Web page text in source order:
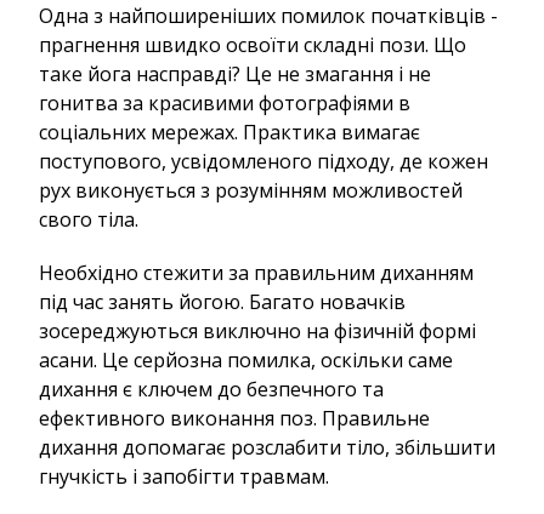
Одна з найпоширеніших помилок початківців -
прагнення швидко освоїти складні пози. Що
таке йога насправді? Це не змагання і не
гонитва за красивими фотографіями в
соціальних мережах. Практика вимагає
поступового, усвідомленого підходу, де кожен
рух виконується з розумінням можливостей
свого тіла.
Необхідно стежити за правильним диханням
під час занять йогою. Багато новачків
зосереджуються виключно на фізичній формі
асани. Це серйозна помилка, оскільки саме
дихання є ключем до безпечного та
ефективного виконання поз. Правильне
дихання допомагає розслабити тіло, збільшити
гнучкість і запобігти травмам.